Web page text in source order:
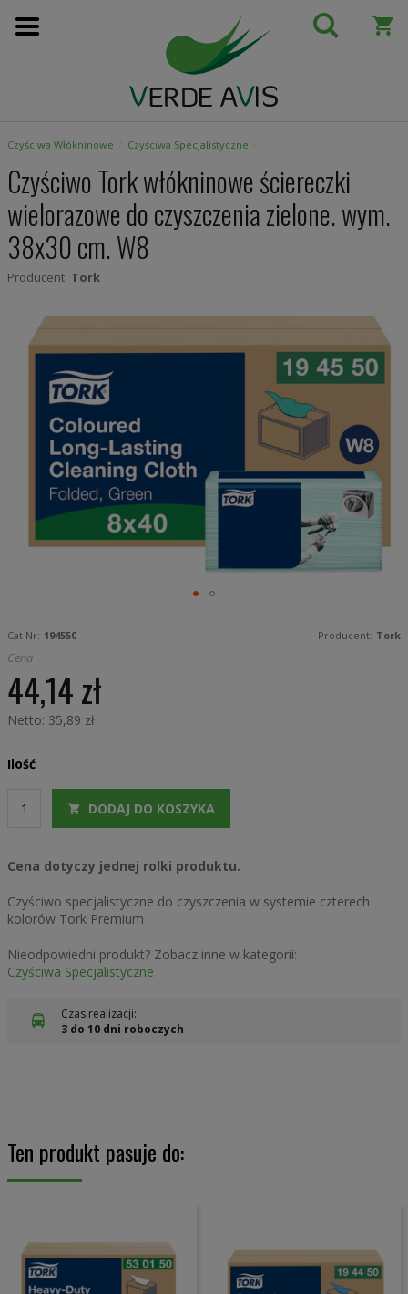
Przejdź
do
Czyściwa Włókninowe Czyściwa Specjalistyczne
Czyściwo Tork włókninowe ściereczki
wielorazowe do czyszczenia zielone. wym.
38x30 cm. W8
Producent: Tork
to
the
beginning
the
images
gallery
Cat Nr: 194550 Producent: Tork
Cena
44,14 zł
35,89 zł
Ilość
DODAJ DO KOSZYKA
Cena dotyczy jednej rolki produktu.
Czyściwo specjalistyczne do czyszczenia w systemie czterech
kolorów Tork Premium
Nieodpowiedni produkt? Zobacz inne w kategorii:
Czyściwa Specjalistyczne
Czas realizacji:
3 do 10 dni roboczych
Ten produkt pasuje do: